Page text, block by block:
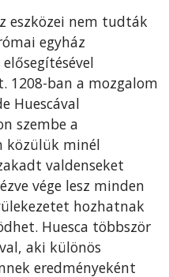
eszközei nem tudták
egyház
1208-ban a mozgalom
Huescával
szembe a
közülük minél
valdenseket
vége lesz minden
hozhatnak
Huesca többször
aki különös
eredményeként